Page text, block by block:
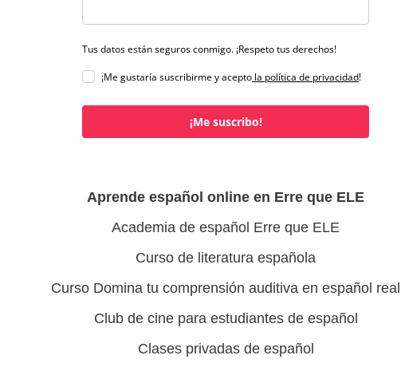
Tus datos están seguros conmigo. ¡Respeto tus derechos!
¡Me gustaría suscribirme y acepto la política de privacidad!
¡Me suscribo!
Aprende español online en Erre que ELE
Academia de español Erre que ELE
Curso de literatura española
Curso Domina tu comprensión auditiva en español real
Club de cine para estudiantes de español
Clases privadas de español